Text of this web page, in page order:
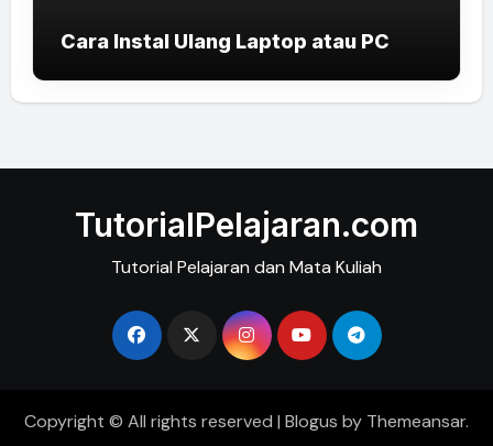
Cara Instal Ulang Laptop atau PC
TutorialPelajaran.com
Tutorial Pelajaran dan Mata Kuliah
Copyright © All rights reserved | Blogus by Themeansar.